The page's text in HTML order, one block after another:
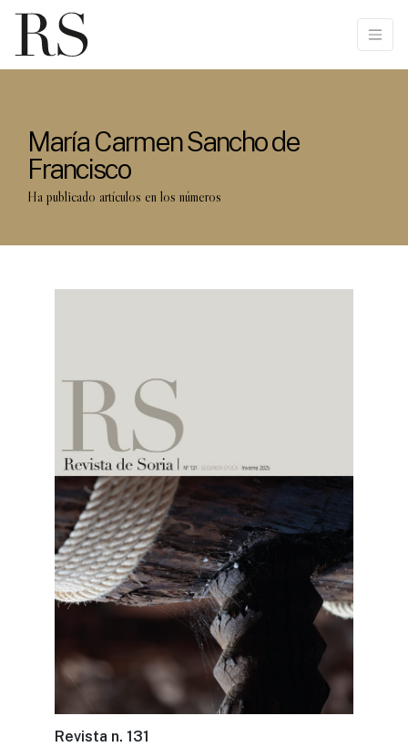
María Carmen Sancho de
Francisco
Ha publicado artículos en los números
Revista n. 131